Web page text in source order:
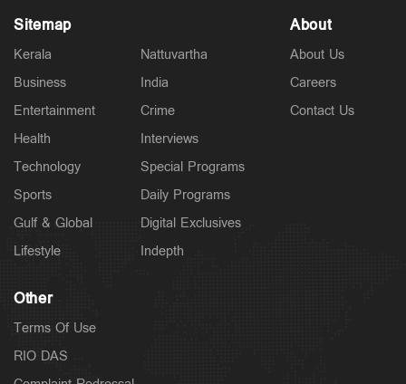
Police Stories
പ്രിയരഞ്ജന്‍റെ ശിക്ഷ സുപ്രീം കോടതി മരവിപ്പിച്ചു
11 hours ago
Sitemap
Kerala
Business
Entertainment
Health
Technology
Sports
Gulf & Global
Lifestyle
Nattuvartha
India
Crime
Interviews
Special Programs
Daily Programs
Digital Exclusives
Indepth
About
About Us
Careers
Contact Us
Other
Terms Of Use
RIO DAS